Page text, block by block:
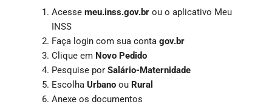
Acesse meu.inss.gov.br ou o aplicativo Meu
INSS
Faça login com sua conta gov.br
Clique em Novo Pedido
Pesquise por Salário-Maternidade
Escolha Urbano ou Rural
Anexe os documentos